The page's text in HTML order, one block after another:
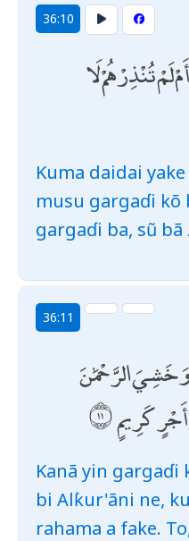
36:10
تُنْذِرْهُمْ لَا
Kuma daidai
musu gargaɗi kõ
gargaɗi ba, sũ
36:11
وَخَشِيَ الرَّحْمَٰنَ
كَرِيمٍ
Kanã yin gargaɗi
bi Alƙur'ãni ne,
rahama a fake.